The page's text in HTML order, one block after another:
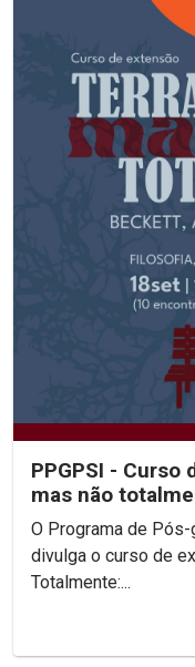
PPGPSI - Curso
mas não
inumana
O Programa de
divulga o curso de
Totalmente:...